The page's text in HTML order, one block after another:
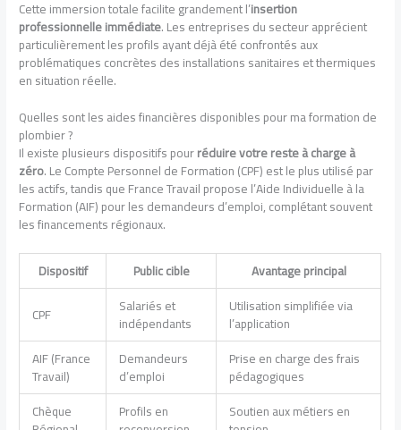
Cette immersion totale facilite grandement l’insertion
professionnelle immédiate. Les entreprises du secteur apprécient
particulièrement les profils ayant déjà été confrontés aux
problématiques concrètes des installations sanitaires et thermiques
en situation réelle.
Quelles sont les aides financières disponibles pour ma formation de
plombier ?
Il existe plusieurs dispositifs pourréduire votre reste à charge à
zéro. Le Compte Personnel de Formation (CPF) est le plus utilisé par
les actifs, tandis que France Travail propose l’Aide Individuelle à la
Formation (AIF) pour les demandeurs d’emploi, complétant souvent
les financements régionaux.
Dispositif
Public cible
Avantage principal
CPF
Salariés et
indépendants
Utilisation simplifiée via
l’application
AIF (France
Travail)
Demandeurs
d’emploi
Prise en charge des frais
pédagogiques
Chèque
Profils en Soutien aux métiers en